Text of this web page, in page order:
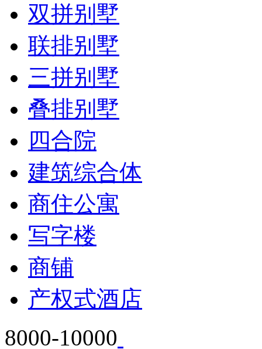
双拼别墅
联排别墅
三拼别墅
叠排别墅
四合院
建筑综合体
商住公寓
写字楼
商铺
产权式酒店
8000-10000